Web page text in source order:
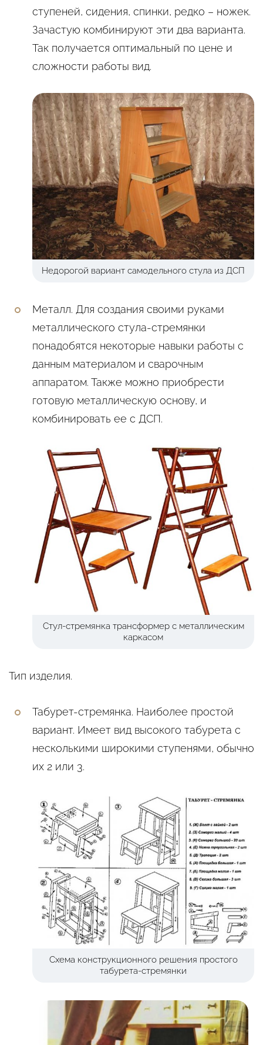
ступеней, сидения, спинки, редко – ножек.
Зачастую комбинируют эти два варианта.
Так получается оптимальный по цене и
сложности работы вид.
Недорогой вариант самодельного стула из ДСП
Металл. Для создания своими руками
металлического стула-стремянки
понадобятся некоторые навыки работы с
данным материалом и сварочным
аппаратом. Также можно приобрести
готовую металлическую основу, и
комбинировать ее с ДСП.
Стул-стремянка трансформер с металлическим
каркасом
Тип изделия.
Табурет-стремянка. Наиболее простой
вариант. Имеет вид высокого табурета с
несколькими широкими ступенями, обычно
их 2 или 3.
Схема конструкционного решения простого
табурета-стремянки